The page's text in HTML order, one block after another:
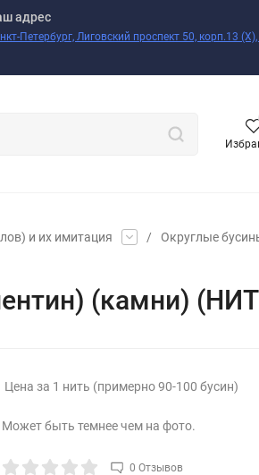
адрес
Петербург, Лиговский проспект 50, корп.13
и их имитация / Округлые
(камни)
Цена за 1 нить (примерно 90-100 бусин)
Может быть темнее чем на фото.
0 Отзывов